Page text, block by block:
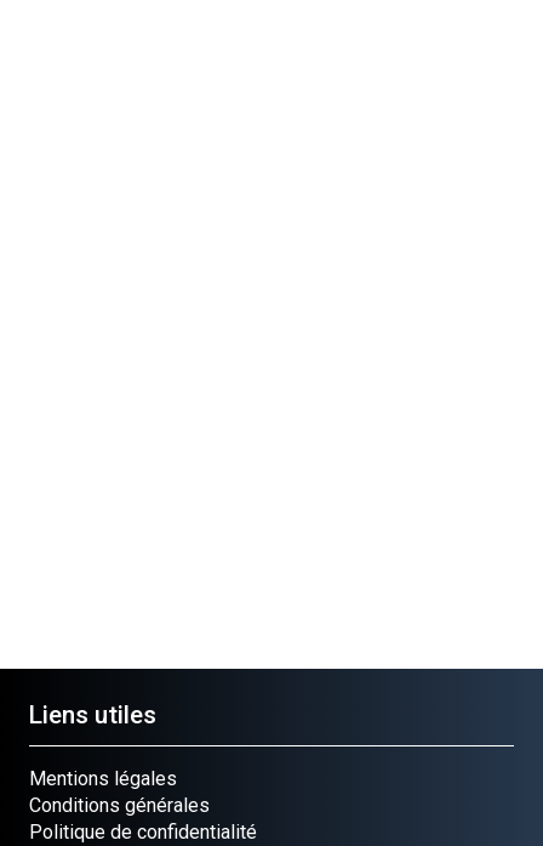
Liens utiles
Mentions légales
Conditions générales
Politique de confidentialité